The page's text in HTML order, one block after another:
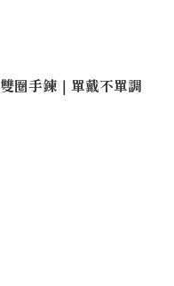
雙圈手鍊｜單戴不單調